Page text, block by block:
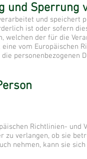
und Sperrung
und speichert
ist oder sofern
welchen der für die
vom Europäischen
Richtlinien-
zu verlangen, ob sie
nehmen, kann sie